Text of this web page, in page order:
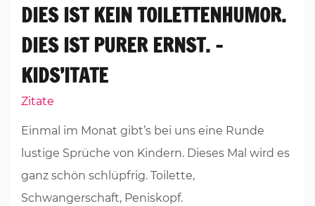
DIES IST KEIN TOILETTENHUMOR.
DIES IST PURER ERNST. –
KIDS’ITATE
Zitate
Einmal im Monat gibt’s bei uns eine Runde
lustige Sprüche von Kindern. Dieses Mal wird es
ganz schön schlüpfrig. Toilette,
Schwangerschaft, Peniskopf.